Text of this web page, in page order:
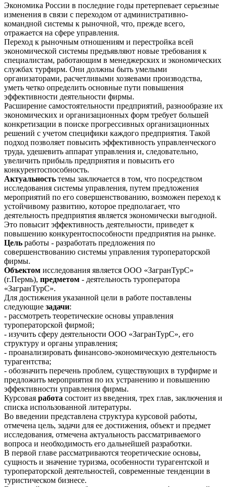
Экономика России в последние годы претерпевает серьезные
изменения в связи с переходом от административно-
командной системы к рыночной, что, прежде всего,
отражается на сфере управления.
Переход к рыночным отношениям и перестройка всей
экономической системы предъявляют новые требования к
специалистам, работающим в менеджерских и экономических
службах турфирм. Они должны быть умелыми
организаторами, расчетливыми хозяевами производства,
уметь четко определить основные пути повышения
эффективности деятельности фирмы.
Расширение самостоятельности предприятий, разнообразие их
экономических и организационных форм требует большей
конкретизации в поиске прогрессивных организационных
решений с учетом специфики каждого предприятия. Такой
подход позволяет повысить эффективность управленческого
труда, удешевить аппарат управления и, следовательно,
увеличить прибыль предприятия и повысить его
конкурентоспособность.
Актуальность темы заключается в том, что посредством
исследования системы управления, путем предложения
мероприятий по его совершенствованию, возможен переход к
устойчивому развитию, которое предполагает, что
деятельность предприятия является экономически выгодной.
Это повысит эффективность деятельности, приведет к
повышению конкурентоспособности предприятия на рынке.
Цель работы - разработать предложения по
совершенствованию системы управления туроператорской
фирмы.
Объектом исследования является ООО «ЗагранТурС»
(г.Пермь), предметом - деятельность туроператора
«ЗагранТурС».
Для достижения указанной цели в работе поставлены
следующие задачи:
- рассмотреть теоретические основы управления
туроператорской фирмой;
- изучить сферу деятельности ООО «ЗагранТурС», его
структуру и органы управления;
- проанализировать финансово-экономическую деятельность
турагентства;
- обозначить перечень проблем, существующих в турфирме и
предложить мероприятия по их устранению и повышению
эффективности управления фирмы.
Курсовая работа состоит из введения, трех глав, заключения и
списка использованной литературы.
Во введении представлена структура курсовой работы,
отмечена цель, задачи для ее достижения, объект и предмет
исследования, отмечена актуальность рассматриваемого
вопроса и необходимость его дальнейшей разработки.
В первой главе рассматриваются теоретические основы,
сущность и значение туризма, особенности турагентской и
туроператорской деятельностей, современные тенденции в
туристическом бизнесе.